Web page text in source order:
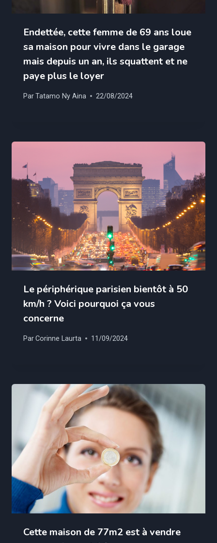
Endettée, cette femme de 69 ans loue
sa maison pour vivre dans le garage
mais depuis un an, ils squattent et ne
paye plus le loyer
ParTatamo Ny Aina 22/08/2024
Le périphérique parisien bientôt à 50
km/h ? Voici pourquoi ça vous
concerne
ParCorinne Laurta 11/09/2024
Cette maison de 77m2 est à vendre